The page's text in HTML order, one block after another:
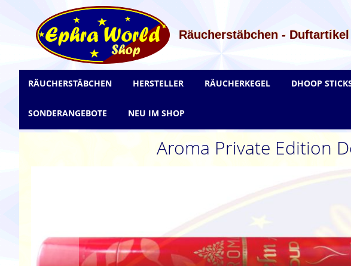
Räucherstäbchen -
Inhalt
springen
Aroma Private Edition
RÄUCHERSTÄBCHEN HERSTELLER RÄUCHERKEGEL DHOOP
SONDERANGEBOTE NEU IM SHOP